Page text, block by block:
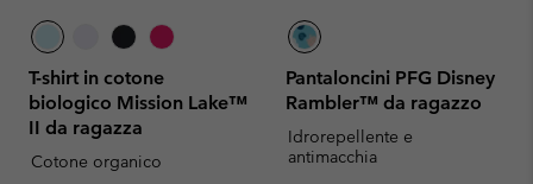
T-shirt in cotone
biologico Mission Lake™
II da ragazza
Cotone organico
Pantaloncini PFG Disney
Rambler™ da ragazzo
Idrorepellente e
antimacchia